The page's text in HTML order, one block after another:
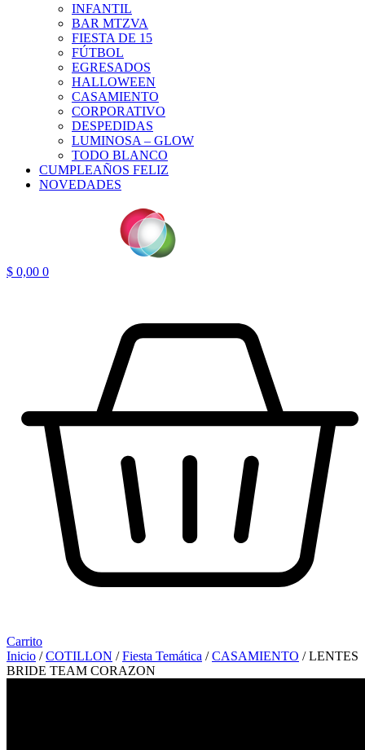
INFANTIL
BAR MTZVA
FIESTA DE 15
FÚTBOL
EGRESADOS
HALLOWEEN
CASAMIENTO
CORPORATIVO
DESPEDIDAS
LUMINOSA – GLOW
TODO BLANCO
CUMPLEAÑOS FELIZ
NOVEDADES
$ 0,00 0
Carrito
Inicio /COTILLON /Fiesta Temática /CASAMIENTO / LENTES
BRIDE TEAM CORAZON